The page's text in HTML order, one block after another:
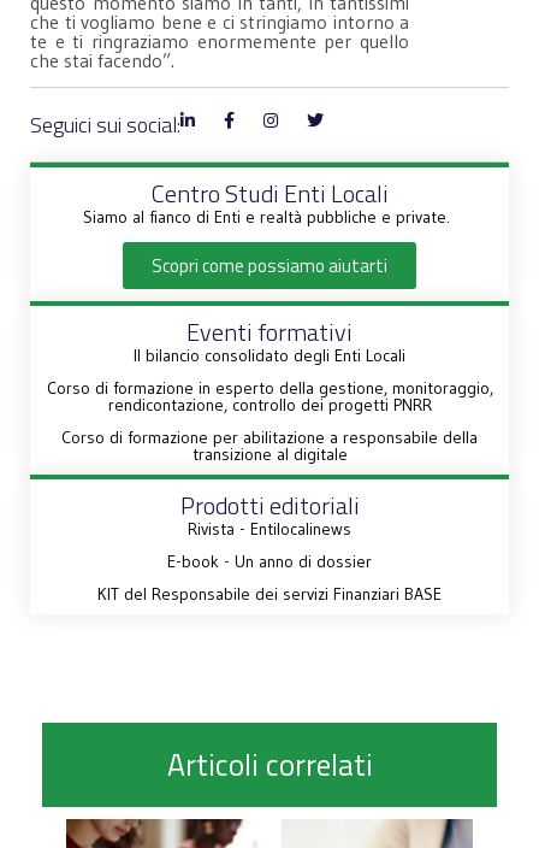
che ti vogliamo bene e ci stringiamo intorno a
te e ti ringraziamo enormemente per quello
che stai facendo”.
Seguici sui social:
Centro Studi Enti Locali
Siamo al fianco di Enti e realtà pubbliche e private.
Scopri come possiamo aiutarti
Eventi formativi
Il bilancio consolidato degli Enti Locali
Corso di formazione in esperto della gestione, monitoraggio,
rendicontazione, controllo dei progetti PNRR
Corso di formazione per abilitazione a responsabile della
transizione al digitale
Prodotti editoriali
Rivista - Entilocalinews
E-book - Un anno di dossier
KIT del Responsabile dei servizi Finanziari BASE
Articoli correlati